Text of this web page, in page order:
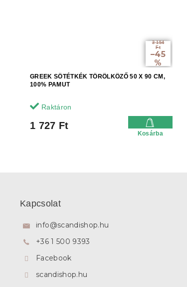
3 154
Ft
–45
%
GREEK SÖTÉTKÉK TÖRÖLKÖZŐ 50 X 90 CM,
100% PAMUT
Raktáron
1 727 Ft
Kosárba
Kapcsolat
info@scandishop.hu
+36 1 500 9393
Facebook
scandishop.hu